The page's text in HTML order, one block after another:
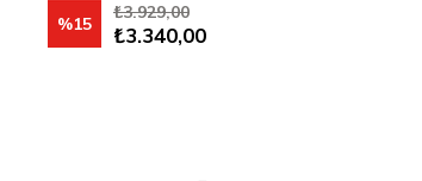
₺3.340,00
₺3.929,00
%15